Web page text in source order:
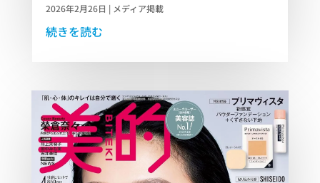
2026年2月26日 | メディア掲載
続きを読む